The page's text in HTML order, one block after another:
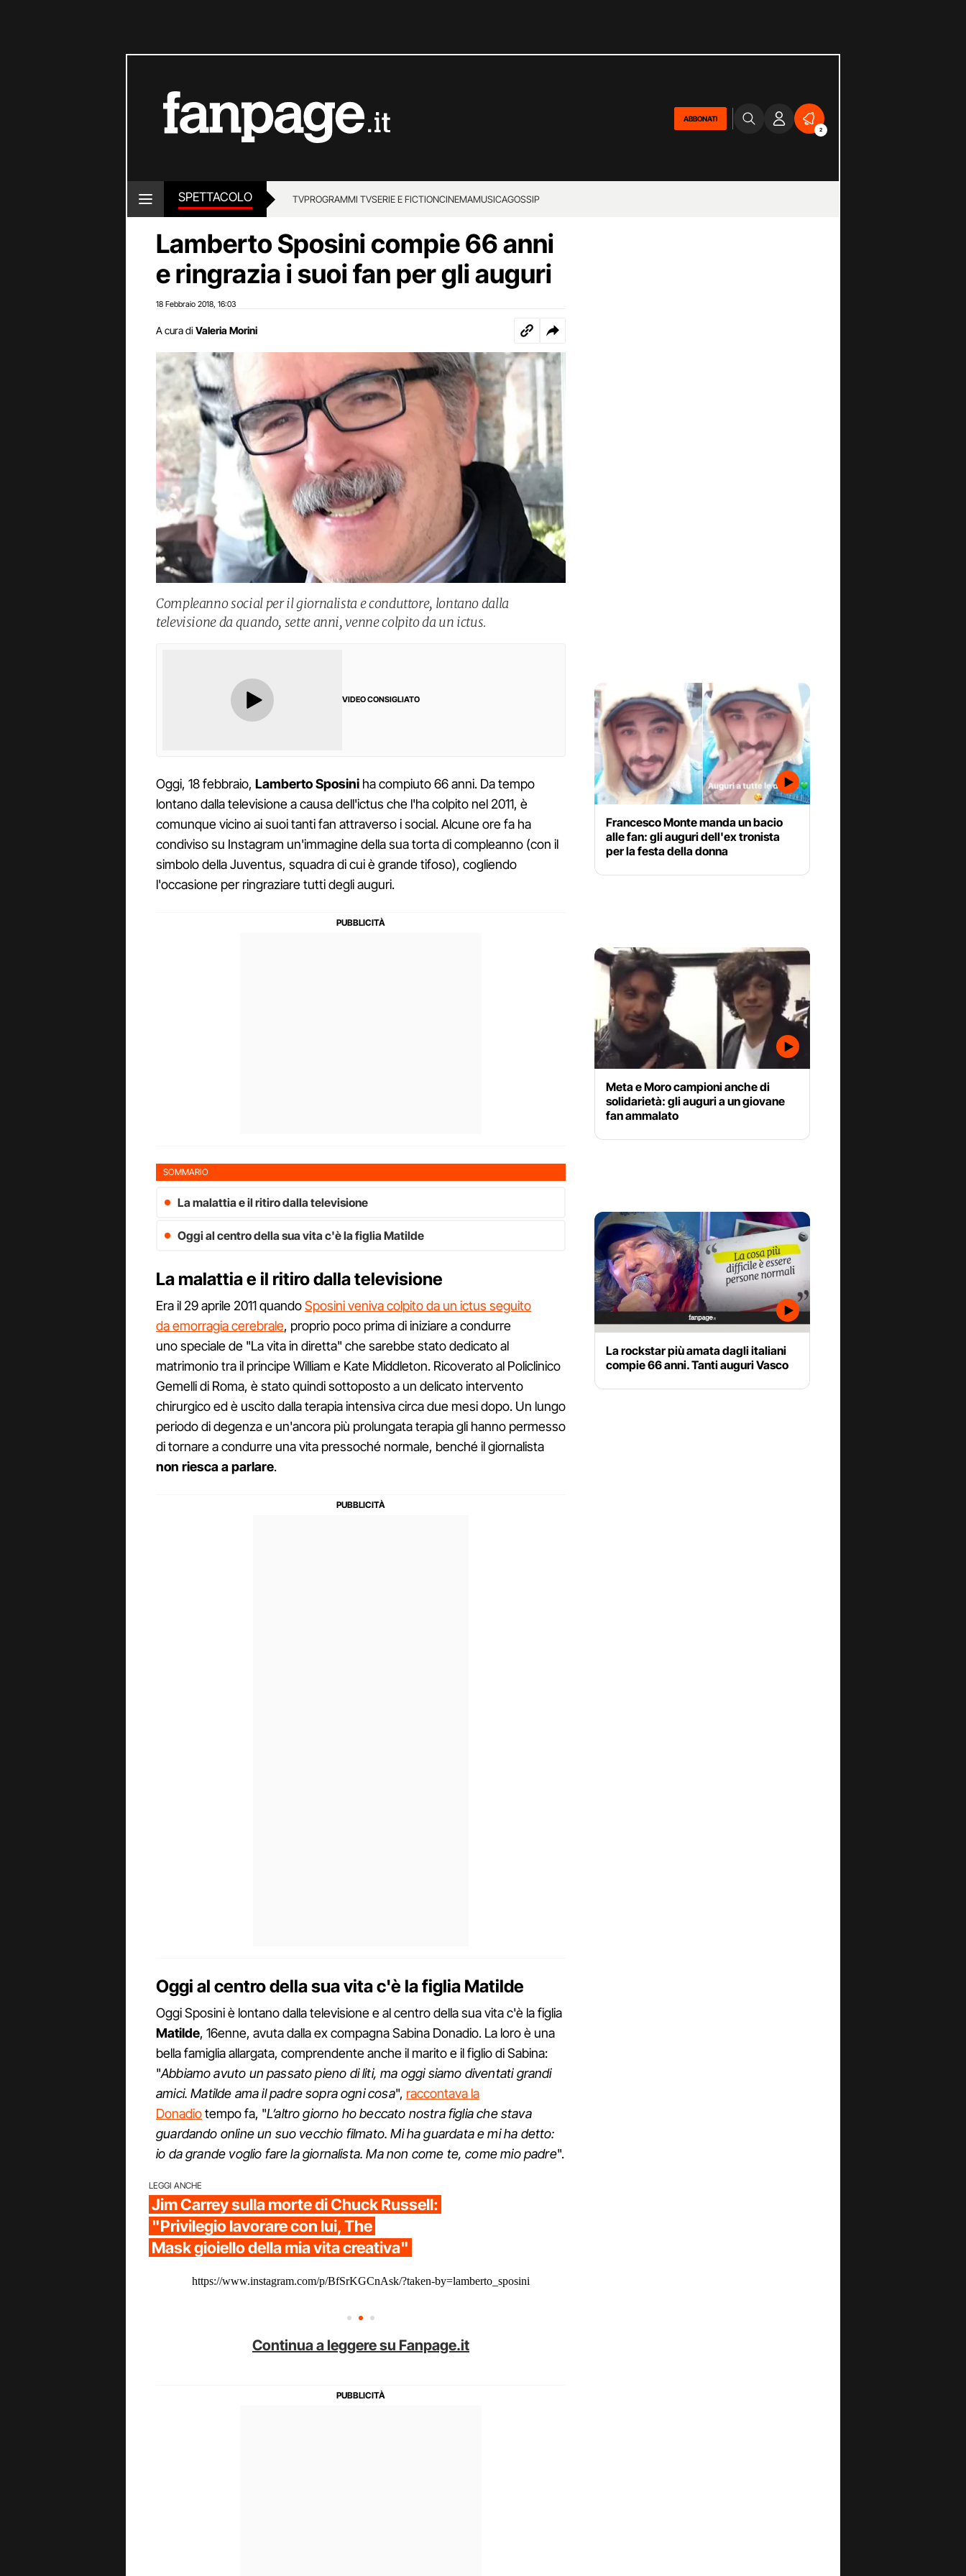
ABBONATI
2
SPETTACOLO TVPROGRAMMI TVSERIE E FICTIONCINEMAMUSICAGOSSIP
Lamberto Sposini compie 66 anni
e ringrazia i suoi fan per gli auguri
18 Febbraio 2018 16:03
A cura di Valeria Morini
Compleanno social per il giornalista e conduttore, lontano dalla
televisione da quando, sette anni, venne colpito da un ictus.
VIDEO CONSIGLIATO
Oggi, 18 febbraio, Lamberto Sposini ha compiuto 66 anni. Da tempo
lontano dalla televisione a causa dell'ictus che l'ha colpito nel 2011, è
comunque vicino ai suoi tanti fan attraverso i social. Alcune ore fa ha
condiviso su Instagram un'immagine della sua torta di compleanno (con il
simbolo della Juventus, squadra di cui è grande tifoso), cogliendo
l'occasione per ringraziare tutti degli auguri.
SOMMARIO
La malattia e il ritiro dalla televisione
Oggi al centro della sua vita c'è la figlia Matilde
La malattia e il ritiro dalla televisione
Era il 29 aprile 2011 quandoSposini veniva colpito da un ictus seguito
da emorragia cerebrale, proprio poco prima di iniziare a condurre
uno speciale de "La vita in diretta" che sarebbe stato dedicato al
matrimonio tra il principe William e Kate Middleton. Ricoverato al Policlinico
Gemelli di Roma, è stato quindi sottoposto a un delicato intervento
chirurgico ed è uscito dalla terapia intensiva circa due mesi dopo. Un lungo
periodo di degenza e un'ancora più prolungata terapia gli hanno permesso
di tornare a condurre una vita pressoché normale, benché il giornalista
non riesca a parlare.
Oggi al centro della sua vita c'è la figlia Matilde
Oggi Sposini è lontano dalla televisione e al centro della sua vita c'è la figlia
Matilde, 16enne, avuta dalla ex compagna Sabina Donadio. La loro è una
bella famiglia allargata, comprendente anche il marito e il figlio di Sabina:
"Abbiamo avuto un passato pieno di liti, ma oggi siamo diventati grandi
amici. Matilde ama il padre sopra ogni cosa", raccontava la
Donadiotempo fa, "L’altro giorno ho beccato nostra figlia che stava
guardando online un suo vecchio filmato. Mi ha guardata e mi ha detto:
io da grande voglio fare la giornalista. Ma non come te, come mio padre".
LEGGI ANCHE
Jim Carrey sulla morte di Chuck Russell:
"Privilegio lavorare con lui, The
Mask gioiello della mia vita creativa"
https://www.instagram.com/p/BfSrKGCnAsk/?taken-by=lamberto_sposini
Continua a leggere su Fanpage.it
Francesco Monte manda un bacio
alle fan: gli auguri dell'ex tronista
per la festa della donna
Meta e Moro campioni anche di
solidarietà: gli auguri a un giovane
fan ammalato
La rockstar più amata dagli italiani
compie 66 anni. Tanti auguri Vasco